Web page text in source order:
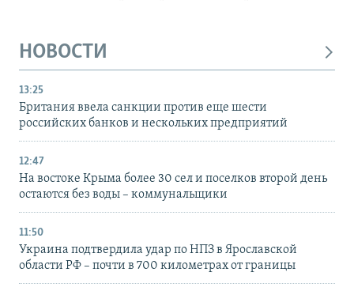
НОВОСТИ
13:25
Британия ввела санкции против еще шести
российских банков и нескольких предприятий
12:47
На востоке Крыма более 30 сел и поселков второй день
остаются без воды – коммунальщики
11:50
Украина подтвердила удар по НПЗ в Ярославской
области РФ – почти в 700 километрах от границы